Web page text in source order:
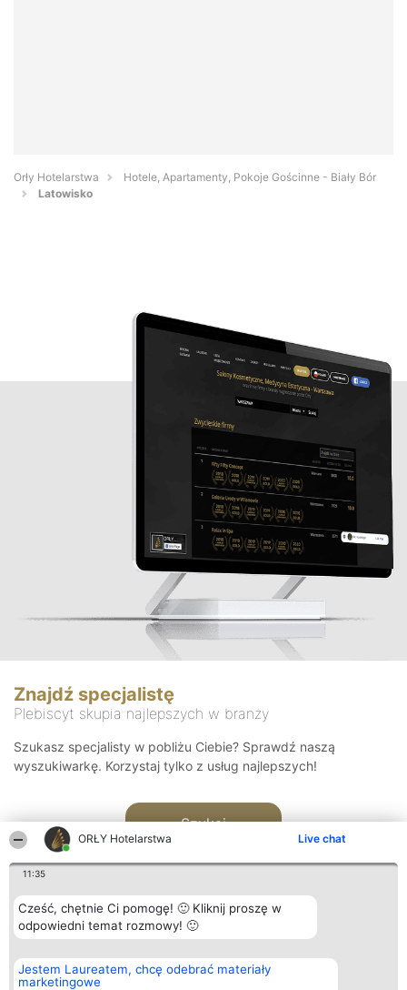
ORŁY Hotelarstwa Live chat
11:35
Cześć, chętnie Ci pomogę! 🙂 Kliknij proszę w
odpowiedni temat rozmowy! 🙂
Jestem Laureatem, chcę odebrać materiały
marketingowe
Orły Hotelarstwa
Hotele, Apartamenty, Pokoje Gościnne - Biały Bór
Latowisko
Znajdź specjalistę
Plebiscyt skupia najlepszych w branży
Szukasz specjalisty w pobliżu Ciebie? Sprawdź naszą
wyszukiwarkę. Korzystaj tylko z usług najlepszych!
Szukaj
Organizator plebiscytu
Bright Side Solutions sp. z o.
o. sp. k.
Plebiscyt
Laureaci
Kontakt
Kontakt